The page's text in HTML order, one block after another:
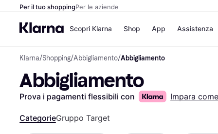
Per il tuo shoppingPer le aziende
Scopri Klarna
Opzioni di
Paga in 3 rate
Paga dopo 30 giorni
Shop
eBay
App Assistenza
Klarna/Shopping/Abbigliamento/Abbigliamento
Abbigliamento
Prova i pagamenti flessibili con Impara come
CategorieGruppo Target